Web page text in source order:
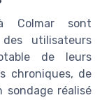
Colmar sont
utilisateurs
de leurs
chroniques, de
sondage réalisé